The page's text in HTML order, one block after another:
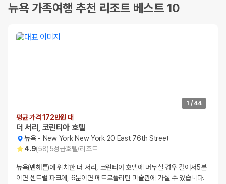
뉴욕 가족여행 추천 리조트 베스트 10
1 / 44
평균 가격 172만원 대
더 서리, 코린티아 호텔
뉴욕- New York New York 20 East 76th Street
4.9(58)5성급호텔/리조트
뉴욕(맨해튼)에 위치한 더 서리, 코린티아 호텔에 머무실 경우 걸어서5분
이면 센트럴 파크에, 6분이면 메트로폴리탄 미술관에 가실 수 있습니다.